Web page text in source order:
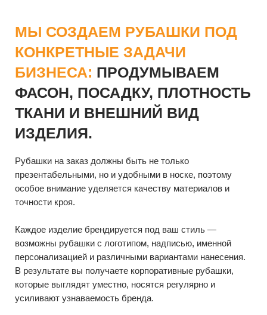
Каждое изделие брендируется под ваш стиль —
персонализацией и различными вариантами нанесения.
В результате вы получаете корпоративные рубашки,
которые выглядят уместно, носятся регулярно и
усиливают узнаваемость бренда.
ПРИМЕРЫ РАБОТ